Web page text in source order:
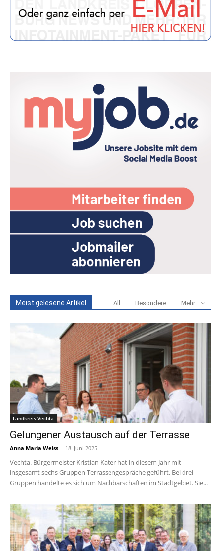
Meist gelesene Artikel All Besondere Mehr
Landkreis Vechta
Gelungener Austausch auf der Terrasse
Anna Maria Weiss - 18. Juni 2025
Vechta. Bürgermeister Kristian Kater hat in diesem Jahr mit
insgesamt sechs Gruppen Terrassengespräche geführt. Bei drei
Gruppen handelte es sich um Nachbarschaften im Stadtgebiet. Sie...